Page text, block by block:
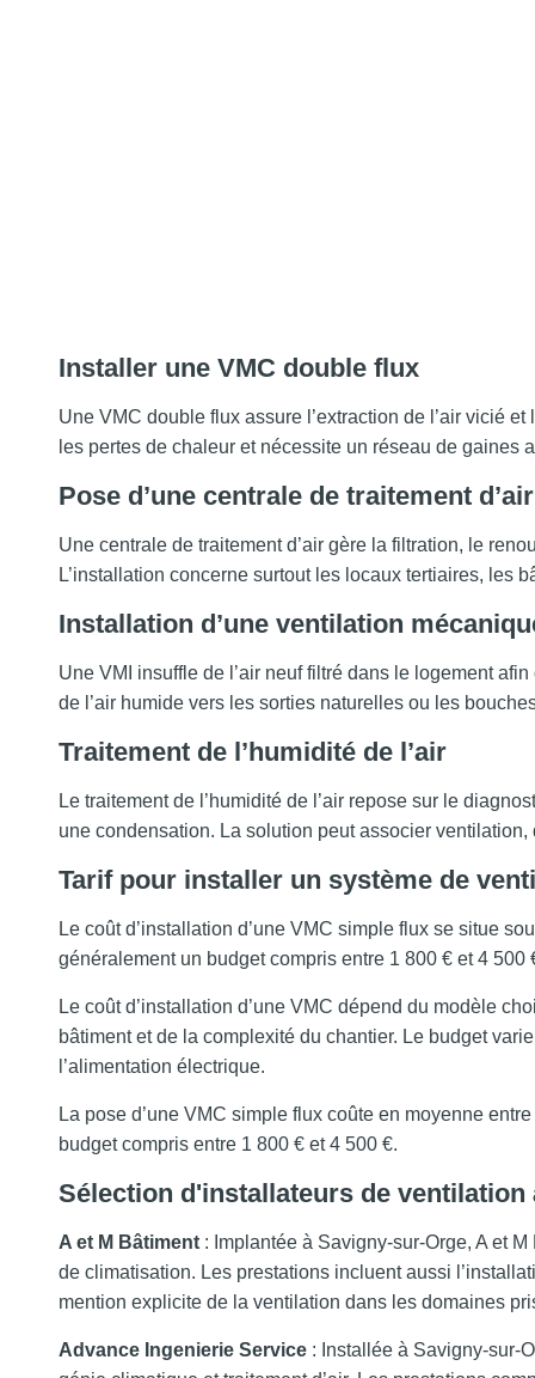
Installer une VMC double flux
Une VMC double flux assure l’extraction de l’air vicié
les pertes de chaleur et nécessite un réseau de gaines
Pose d’une centrale de traitement d’air
Une centrale de traitement d’air gère la filtration, le
L’installation concerne surtout les locaux tertiaires, les
Installation d’une ventilation
Une VMI insuffle de l’air neuf filtré dans le logement
de l’air humide vers les sorties naturelles ou les
Traitement de l’humidité de l’air
Le traitement de l’humidité de l’air repose sur le
une condensation. La solution peut associer
Tarif pour installer un système de
Le coût d’installation d’une VMC simple flux se situe
généralement un budget compris entre 1 800 € et 4 500
Le coût d’installation d’une VMC dépend du modèle
bâtiment et de la complexité du chantier. Le budget
l’alimentation électrique.
La pose d’une VMC simple flux coûte en moyenne
budget compris entre 1 800 € et 4 500 €.
Sélection d'installateurs de ventilation
A et M Bâtiment : Implantée à Savigny-sur-Orge, A et
de climatisation. Les prestations incluent aussi
mention explicite de la ventilation dans les domaines
Advance Ingenierie Service : Installée à Savigny-sur-